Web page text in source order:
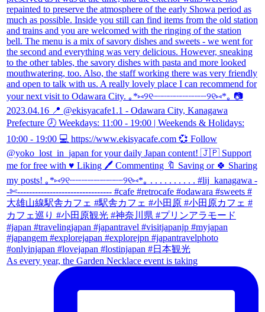
As every year, the Garden Necklace event is taking